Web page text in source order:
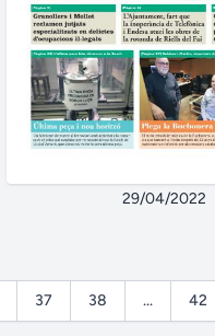
29/04/2022
37 38 ... 42